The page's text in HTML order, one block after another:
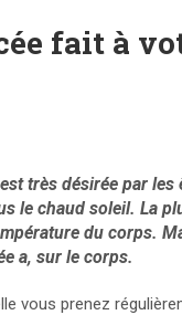
fait à
très désirée par
le chaud soleil. La
du corps.
a, sur le corps.
vous prenez